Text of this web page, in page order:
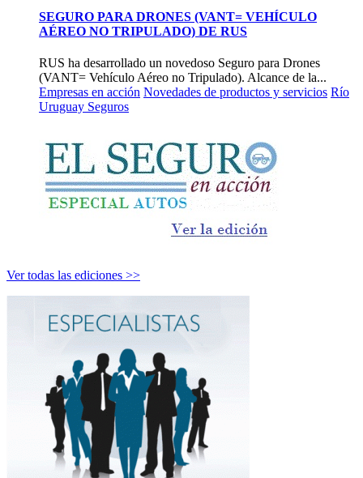
SEGURO PARA DRONES (VANT= VEHÍCULO
AÉREO NO TRIPULADO) DE RUS
RUS ha desarrollado un novedoso Seguro para Drones
(VANT= Vehículo Aéreo no Tripulado). Alcance de la...
Empresas en acción Novedades de productos y servicios Río
Uruguay Seguros
Ver todas las ediciones >>